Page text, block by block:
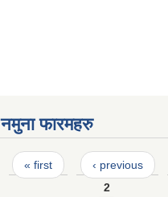
नमुना फारमहरु
Pages
« first ‹ previous
2